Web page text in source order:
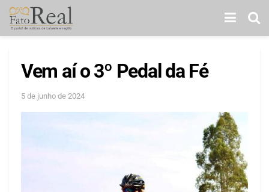
Vem aí o 3º Pedal da Fé
5 de junho de 2024